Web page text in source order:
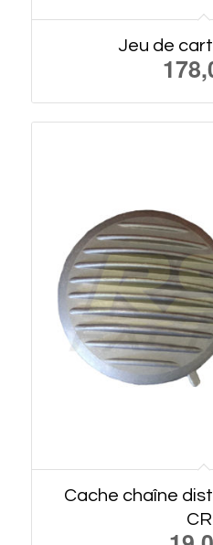
Jeu de
Cache chaîne